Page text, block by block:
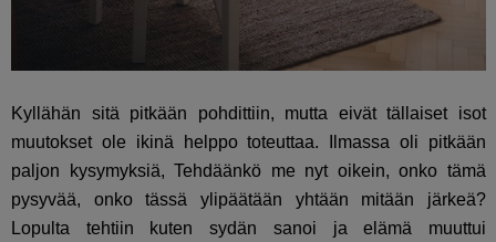
Kyllähän sitä pitkään pohdittiin, mutta eivät tällaiset isot
muutokset ole ikinä helppo toteuttaa. Ilmassa oli pitkään
paljon kysymyksiä, Tehdäänkö me nyt oikein, onko tämä
pysyvää, onko tässä ylipäätään yhtään mitään järkeä?
Lopulta tehtiin kuten sydän sanoi ja elämä muuttui